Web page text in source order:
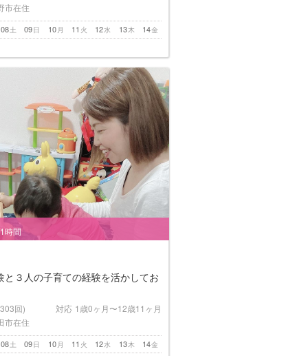
市在住
土
08 日
09 月
10 火
11 水
12 木
13 金
14
時間
と３人の子育ての経験を活かしてお
回) 対応 1歳0ヶ月〜12歳11ヶ月
市在住
土
08 日
09 月
10 火
11 水
12 木
13 金
14